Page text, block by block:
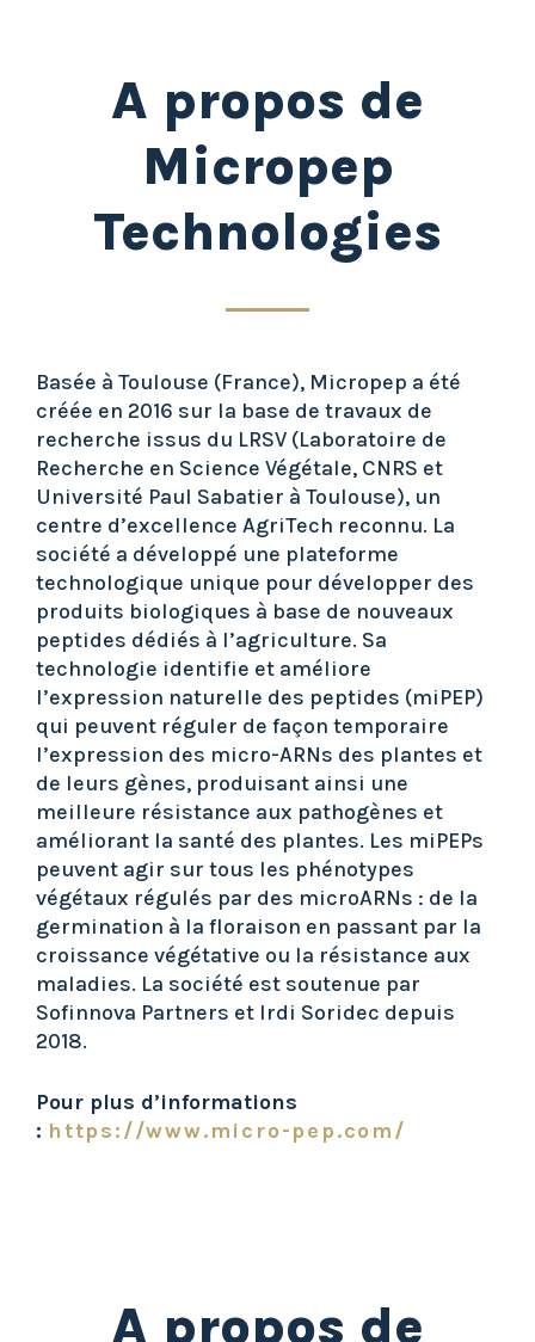
A propos de
Micropep
Technologies
Basée à Toulouse (France), Micropep a été
créée en 2016 sur la base de travaux de
recherche issus du LRSV (Laboratoire de
Recherche en Science Végétale, CNRS et
Université Paul Sabatier à Toulouse), un
centre d’excellence AgriTech reconnu. La
société a développé une plateforme
technologique unique pour développer des
produits biologiques à base de nouveaux
peptides dédiés à l’agriculture. Sa
technologie identifie et améliore
l’expression naturelle des peptides (miPEP)
qui peuvent réguler de façon temporaire
l’expression des micro-ARNs des plantes et
de leurs gènes, produisant ainsi une
meilleure résistance aux pathogènes et
améliorant la santé des plantes. Les miPEPs
peuvent agir sur tous les phénotypes
végétaux régulés par des microARNs : de la
germination à la floraison en passant par la
croissance végétative ou la résistance aux
maladies. La société est soutenue par
Sofinnova Partners et Irdi Soridec depuis
2018.
Pour plus d’informations
: https://www.micro-pep.com/
A propos de